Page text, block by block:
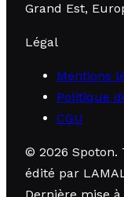
Grand Est,
Légal
Mentions
Politique
CGU
© 2026 Spoton.
édité par